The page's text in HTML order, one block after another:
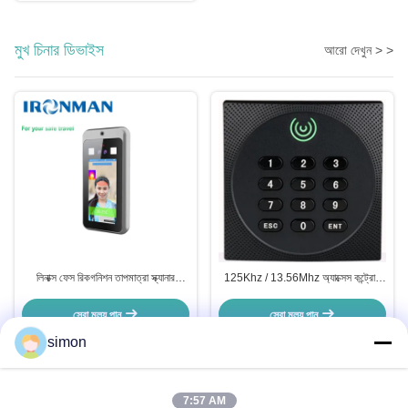
মুখ চিনার ডিভাইস আরো দেখুন > >
লিনাক্স ফেস রিকগনিশন তাপমাত্রা স্ক্যানার
সেরা মূল্য পান
125Khz / 13.56Mhz অ্যাক্সেস কন্ট্রোল
সেরা মূল্য পান
simon
7:57 AM